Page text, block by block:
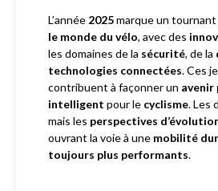
L’année 2025marque un tournant
le monde du vélo, avec des
les domaines de la sécurité, de la
technologies connectées. Ces
contribuent à façonner un avenir
intelligent pour le cyclisme. Les
mais les perspectives
ouvrant la voie à une mobilité
toujours plus performants.